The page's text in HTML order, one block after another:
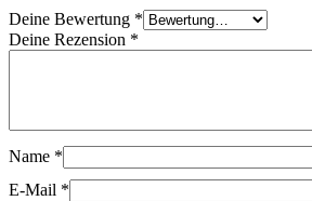
Deine Bewertung *
Deine Rezension *
Name *
E-Mail *